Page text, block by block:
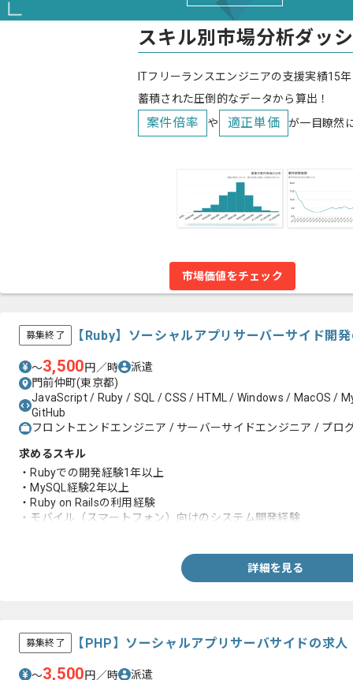
スキル別市場分析ダッ
ITフリーランスエンジニアの支援実績15
蓄積された圧倒的なデータから算出！
案件倍率 や 適正単価 が一目瞭然
市場価値をチェック
募集終了 【Ruby】ソーシャルアプリサーバーサイド開
〜3,500円／時
派遣
門前仲町(東京都)
JavaScript / Ruby / SQL / CSS / HTML / Windows / MacOS /
GitHub
フロントエンドエンジニア / サーバーサイドエンジニア / プロ
求めるスキル
・Rubyでの開発経験1年以上
・MySQL経験2年以上
・Ruby on Railsの利用経験
・モバイル（スマートフォン）向けのシステム開発経験
詳細を見る
募集終了 【PHP】ソーシャルアプリサーバサイドの求人
〜3,500円／時 派遣